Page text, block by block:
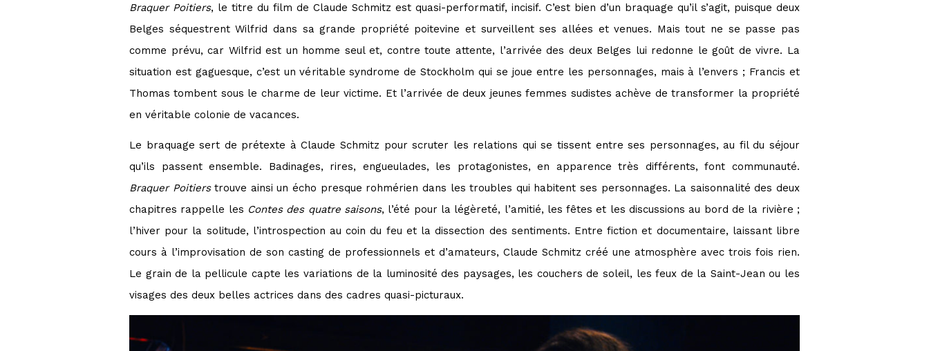
Braquer Poitiers, le titre du film de Claude Schmitz est quasi-performatif, incisif. C’est bien d’un braquage qu’il s’agit, puisque deux
Belges séquestrent Wilfrid dans sa grande propriété poitevine et surveillent ses allées et venues. Mais tout ne se passe pas
comme prévu, car Wilfrid est un homme seul et, contre toute attente, l’arrivée des deux Belges lui redonne le goût de vivre. La
situation est gaguesque, c’est un véritable syndrome de Stockholm qui se joue entre les personnages, mais à l’envers ; Francis et
Thomas tombent sous le charme de leur victime. Et l’arrivée de deux jeunes femmes sudistes achève de transformer la propriété
en véritable colonie de vacances.
Le braquage sert de prétexte à Claude Schmitz pour scruter les relations qui se tissent entre ses personnages, au fil du séjour
qu’ils passent ensemble. Badinages, rires, engueulades, les protagonistes, en apparence très différents, font communauté.
Braquer Poitierstrouve ainsi un écho presque rohmérien dans les troubles qui habitent ses personnages. La saisonnalité des deux
chapitres rappelle les Contes des quatre saisons, l’été pour la légèreté, l’amitié, les fêtes et les discussions au bord de la rivière ;
l’hiver pour la solitude, l’introspection au coin du feu et la dissection des sentiments. Entre fiction et documentaire, laissant libre
cours à l’improvisation de son casting de professionnels et d’amateurs, Claude Schmitz créé une atmosphère avec trois fois rien.
Le grain de la pellicule capte les variations de la luminosité des paysages, les couchers de soleil, les feux de la Saint-Jean ou les
visages des deux belles actrices dans des cadres quasi-picturaux.